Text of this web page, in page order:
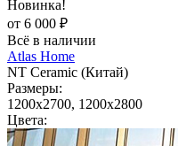
Новинка!
от 6 000 ₽
Всё в наличии
Atlas Home
NT Ceramic (Китай)
Размеры:
1200x2700, 1200x2800
Цвета: